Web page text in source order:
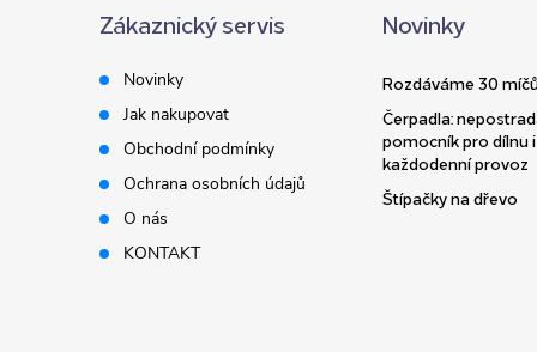
Zákaznický servis
Novinky
Jak nakupovat
Obchodní podmínky
Ochrana osobních údajů
O nás
KONTAKT
Novinky
Rozdáváme 30
Čerpadla:
pomocník pro dílnu i
každodenní provoz
Štípačky na dřevo